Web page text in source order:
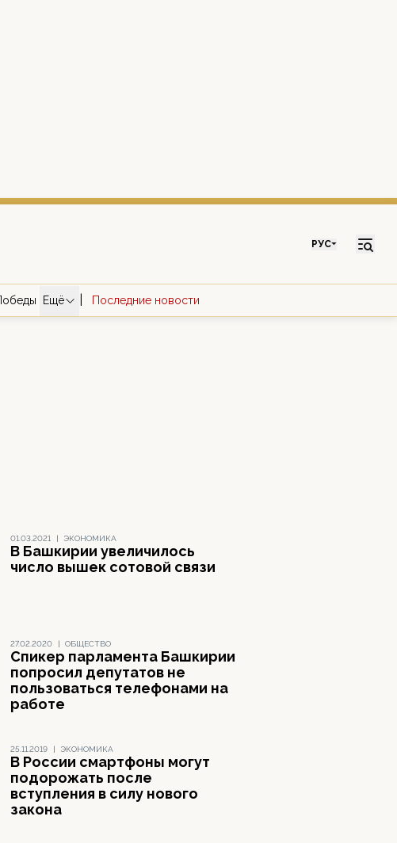
РУС
Ещё Последние новости
01.03.2021 | ЭКОНОМИКА
В Башкирии увеличилось
число вышек сотовой связи
27.02.2020 | ОБЩЕСТВО
Спикер парламента Башкирии
попросил депутатов не
пользоваться телефонами на
работе
25.11.2019 | ЭКОНОМИКА
В России смартфоны могут
подорожать после
вступления в силу нового
закона